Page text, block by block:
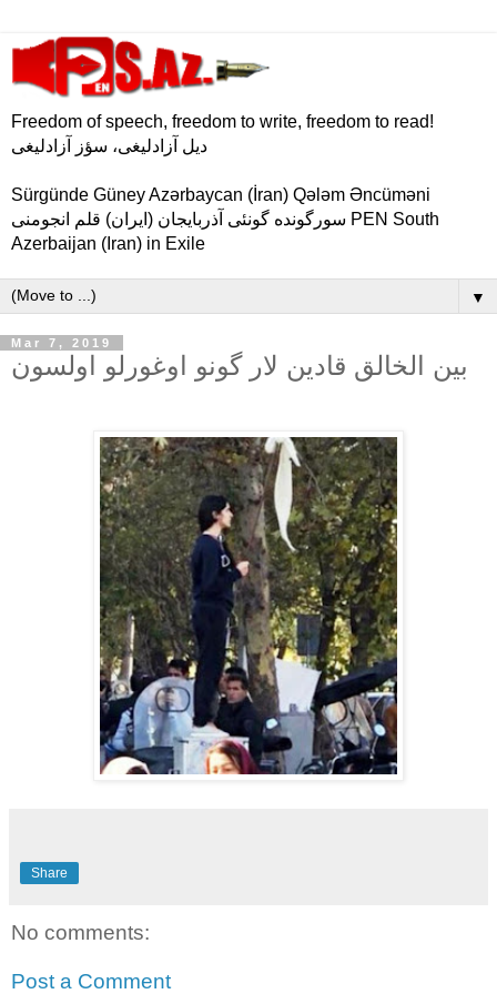
Freedom of speech, freedom to write, freedom to read!
دیل آزادلیغی، سؤز آزادلیغی
Sürgünde Güney Azərbaycan (İran) Qələm Əncüməni
سورگونده گونئی آذربایجان (ایران) قلم انجومنی PEN South
Azerbaijan (Iran) in Exile
▼
Mar 7, 2019
بین الخالق قادین لار گونو اوغورلو اولسون
Share
No comments:
Post a Comment